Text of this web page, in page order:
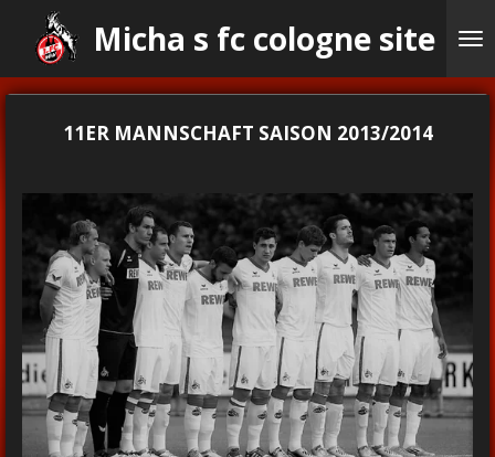
direct
naar
Micha s fc cologne site
11ER MANNSCHAFT SAISON 2013/2014